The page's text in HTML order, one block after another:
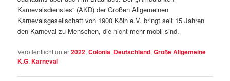
Karnevalsdienstes“ (AKD) der Großen Allgemeinen
Karnevalsgesellschaft von 1900 Köln e.V. bringt seit 15 Jahren
den Karneval zu Menschen, die nicht mehr mobil sind.
Veröffentlicht unter2022,Colonia, Deutschland,Große Allgemeine
K.G,Karneval